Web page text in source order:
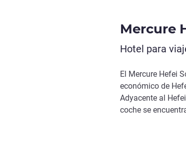
Mercure
Hotel para
El Mercure Hefei
económico de
Adyacente al
coche se